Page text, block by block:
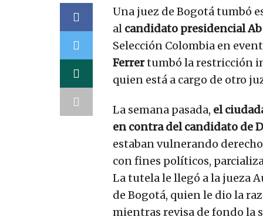
Una juez de Bogotá tumbó
al candidato presidencial
Selección Colombia en
Ferrertumbó la restricción
quien está a cargo de otro
La semana pasada, el
en contra del candidato de
estaban vulnerando
con fines políticos,
La tutela le llegó a la jueza
de Bogotá, quien le dio la
mientras revisa de fondo la